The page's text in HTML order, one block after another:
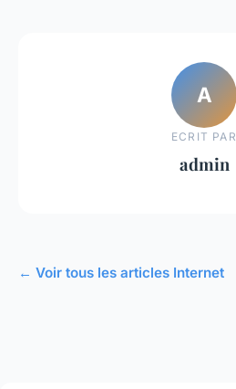
A
ECRIT PAR
admin
← Voir tous les articles Internet